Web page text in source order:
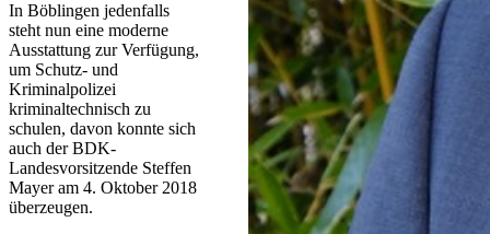
In Böblingen jedenfalls
steht nun eine moderne
Ausstattung zur Verfügung,
um Schutz- und
Kriminalpolizei
kriminaltechnisch zu
schulen, davon konnte sich
auch der BDK-
Landesvorsitzende Steffen
Mayer am 4. Oktober 2018
überzeugen.